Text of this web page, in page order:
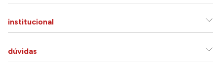
institucional
dúvidas